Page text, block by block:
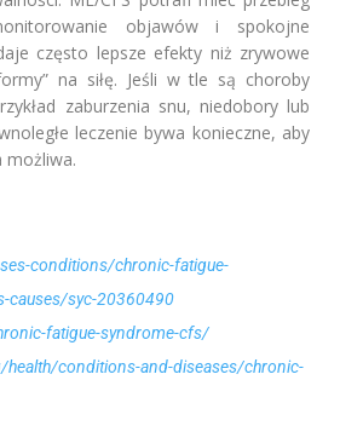
objawów i spokojne
często lepsze efekty niż zrywowe
na siłę. Jeśli w tle są choroby
zaburzenia snu, niedobory lub
leczenie bywa konieczne, aby
możliwa.
conditions/chronic-fatigue-
causes/syc-20360490
fatigue-syndrome-cfs/
conditions-and-diseases/chronic-